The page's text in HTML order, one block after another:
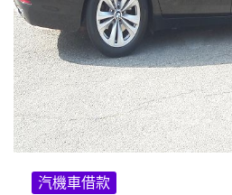
汽機車借款